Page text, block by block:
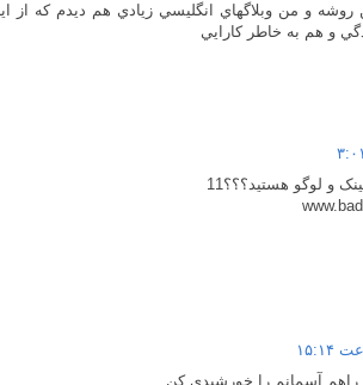
روشه و من وبلاگهاي انگليسي زيادي هم ديدم كه از
و هم به خاطر كارايي
و لوگو هستید؟؟؟11
آسمانم را خورشیدی کن